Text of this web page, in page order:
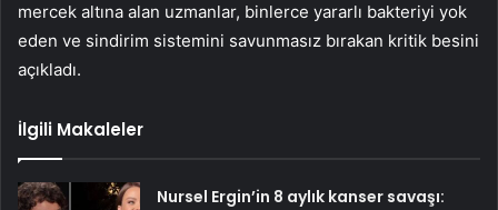
mercek altına alan uzmanlar, binlerce yararlı bakteriyi yok
eden ve sindirim sistemini savunmasız bırakan kritik besini
açıkladı.
İlgili Makaleler
Nursel Ergin’in 8 aylık kanser savaşı: